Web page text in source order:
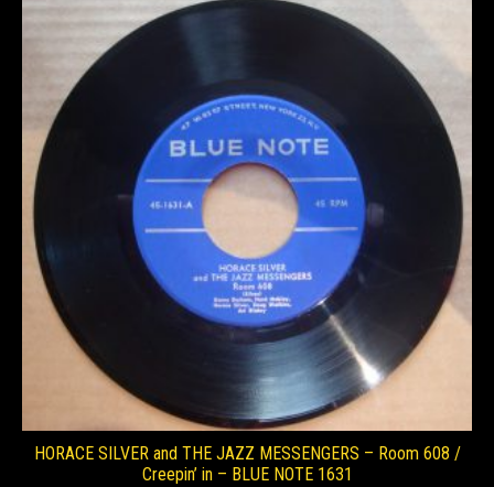
HORACE SILVER and THE JAZZ MESSENGERS – Room 608 /
Creepin’ in – BLUE NOTE 1631